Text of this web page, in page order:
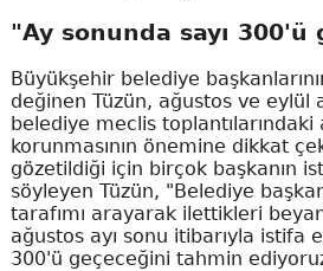
"Ay sonunda sayı 300'ü
Büyükşehir belediye
değinen Tüzün, ağustos ve eylül
belediye meclis
korunmasının önemine dikkat
gözetildiği için birçok başkanın
söyleyen Tüzün, "Belediye
tarafımı arayarak ilettikleri
ağustos ayı sonu itibarıyla istifa
300'ü geçeceğini tahmin